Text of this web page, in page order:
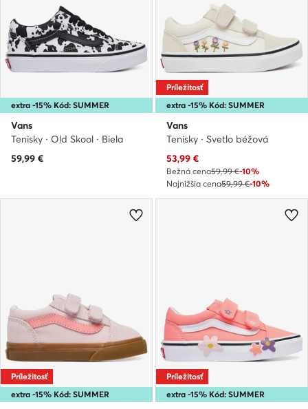
extra -15% Kód: SUMMER
Vans
Tenisky · Old Skool · Biela
59,99 €
extra -15% Kód: SUMMER
Príležitosť
Vans
Tenisky · Svetlo béžová
Aktuálna cena
53,99 €
Bežná cena59,99 €-10%
Najnižšia cena59,99 €-10%
extra -15% Kód: SUMMER
Príležitosť
extra -15% Kód: SUMMER
Príležitosť